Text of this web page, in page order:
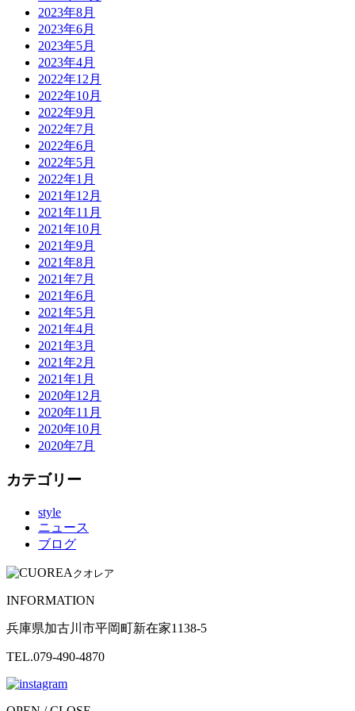
2023年8月
2023年6月
2023年5月
2023年4月
2022年12月
2022年10月
2022年9月
2022年7月
2022年6月
2022年5月
2022年1月
2021年12月
2021年11月
2021年10月
2021年9月
2021年8月
2021年7月
2021年6月
2021年5月
2021年4月
2021年3月
2021年2月
2021年1月
2020年12月
2020年11月
2020年10月
2020年7月
カテゴリー
style
ニュース
ブログ
クオレア
INFORMATION
兵庫県加古川市平岡町新在家1138-5
TEL.079-490-4870